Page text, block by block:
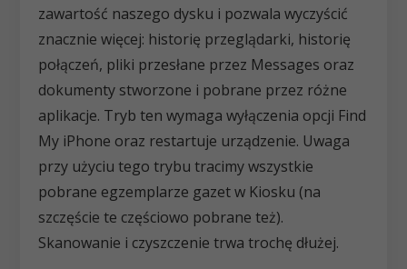
zawartość naszego dysku i pozwala wyczyścić
znacznie więcej: historię przeglądarki, historię
połączeń, pliki przesłane przez Messages oraz
dokumenty stworzone i pobrane przez różne
aplikacje. Tryb ten wymaga wyłączenia opcji Find
My iPhone oraz restartuje urządzenie. Uwaga
przy użyciu tego trybu tracimy wszystkie
pobrane egzemplarze gazet w Kiosku (na
szczęście te częściowo pobrane też).
Skanowanie i czyszczenie trwa trochę dłużej.